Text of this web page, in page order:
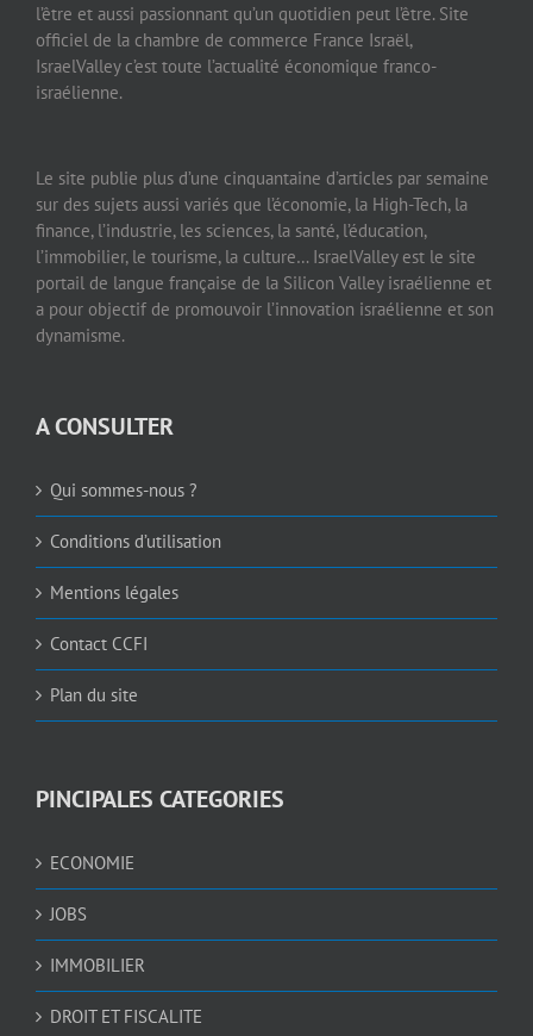
l’être et aussi passionnant qu’un quotidien peut l’être. Site
officiel de la chambre de commerce France Israël,
IsraelValley c’est toute l’actualité économique franco-
israélienne.
Le site publie plus d’une cinquantaine d’articles par semaine
sur des sujets aussi variés que l’économie, la High-Tech, la
finance, l’industrie, les sciences, la santé, l’éducation,
l’immobilier, le tourisme, la culture… IsraelValley est le site
portail de langue française de la Silicon Valley israélienne et
a pour objectif de promouvoir l’innovation israélienne et son
dynamisme.
A CONSULTER
Qui sommes-nous ?
Conditions d’utilisation
Mentions légales
Contact CCFI
Plan du site
PINCIPALES CATEGORIES
ECONOMIE
JOBS
IMMOBILIER
DROIT ET FISCALITE